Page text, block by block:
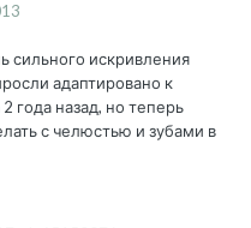
сильного искривления
адаптировано к
года назад, но теперь
с челюстью и зубами в